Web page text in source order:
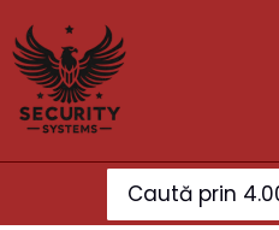
to
content
Search
for: